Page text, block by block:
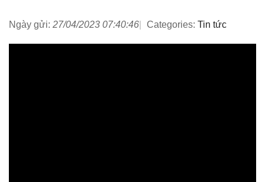
Ngày gửi: 27/04/2023 07:40:46 Categories: Tin tức